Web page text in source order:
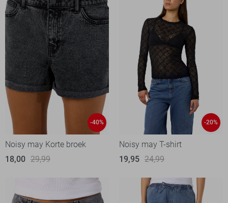
-40%
Noisy may Korte broek
18,00 29,99
-20%
Noisy may T-shirt
19,95 24,99